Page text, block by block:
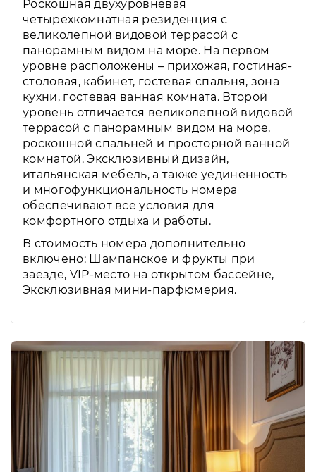
Роскошная двухуровневая
четырёхкомнатная резиденция с
великолепной видовой террасой с
панорамным видом на море. На первом
уровне расположены – прихожая, гостиная-
столовая, кабинет, гостевая спальня, зона
кухни, гостевая ванная комната. Второй
уровень отличается великолепной видовой
террасой с панорамным видом на море,
роскошной спальней и просторной ванной
комнатой. Эксклюзивный дизайн,
итальянская мебель, а также уединённость
и многофункциональность номера
обеспечивают все условия для
комфортного отдыха и работы.
В стоимость номера дополнительно
включено: Шампанское и фрукты при
заезде, VIP-место на открытом бассейне,
Эксклюзивная мини-парфюмерия.